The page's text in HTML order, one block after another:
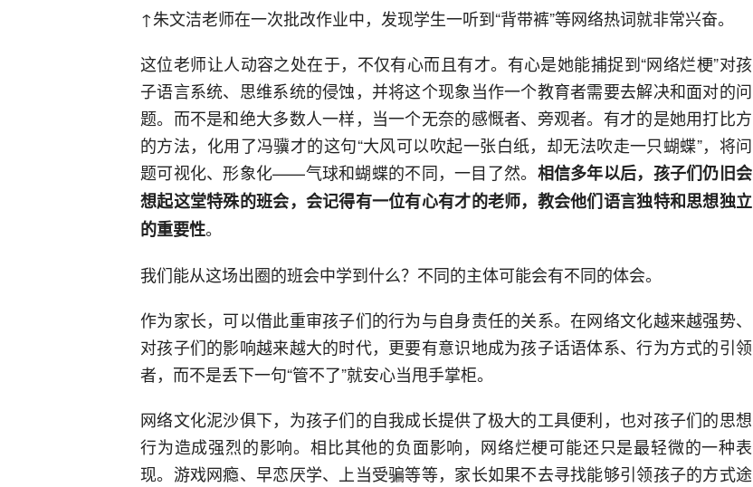
↑朱文洁老师在一次批改作业中，发现学生一听到“背带裤”等网络热词就非常兴奋。
这位老师让人动容之处在于，不仅有心而且有才。有心是她能捕捉到“网络烂梗”对孩
子语言系统、思维系统的侵蚀，并将这个现象当作一个教育者需要去解决和面对的问
题。而不是和绝大多数人一样，当一个无奈的感慨者、旁观者。有才的是她用打比方
的方法，化用了冯骥才的这句“大风可以吹起一张白纸，却无法吹走一只蝴蝶”，将问
题可视化、形象化——气球和蝴蝶的不同，一目了然。 相信多年以后，孩子们仍旧会
想起这堂特殊的班会，会记得有一位有心有才的老师，教会他们语言独特和思想独立
的重要性。
我们能从这场出圈的班会中学到什么？不同的主体可能会有不同的体会。
作为家长，可以借此重审孩子们的行为与自身责任的关系。在网络文化越来越强势、
对孩子们的影响越来越大的时代，更要有意识地成为孩子话语体系、行为方式的引领
者，而不是丢下一句“管不了”就安心当甩手掌柜。
网络文化泥沙俱下，为孩子们的自我成长提供了极大的工具便利，也对孩子们的思想
行为造成强烈的影响。相比其他的负面影响，网络烂梗可能还只是最轻微的一种表
现。游戏网瘾、早恋厌学、上当受骗等等，家长如果不去寻找能够引领孩子的方式途